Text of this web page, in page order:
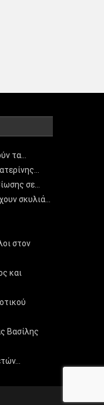
τα…
σε…
σκυλιά…
στον
και
Βασίλης